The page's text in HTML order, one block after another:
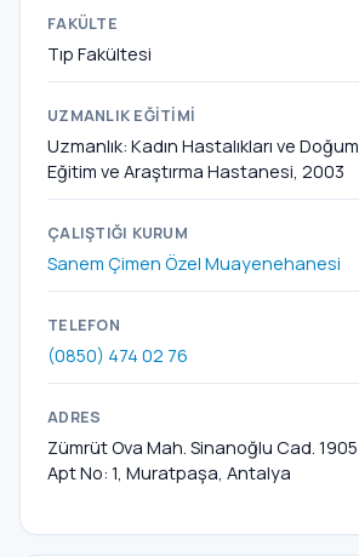
FAKÜLTE
Tıp Fakültesi
UZMANLIK EĞITIMI
Uzmanlık: Kadın Hastalıkları ve
Eğitim ve Araştırma Hastanesi, 2003
ÇALIŞTIĞI KURUM
Sanem Çimen Özel Muayenehanesi
TELEFON
(0850) 474 02 76
ADRES
Zümrüt Ova Mah. Sinanoğlu Cad.
Apt No: 1, Muratpaşa, Antalya